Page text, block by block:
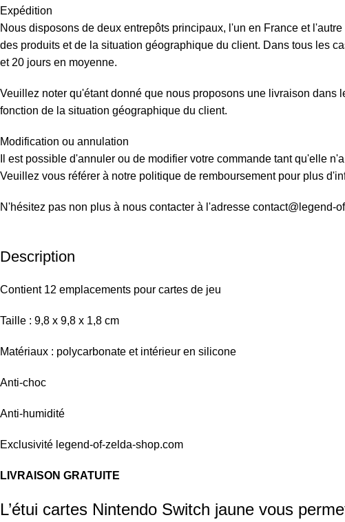
Expédition
Nous disposons de deux entrepôts principaux, l'un en France et
des produits et de la situation géographique du client. Dans tous les
et 20 jours en moyenne.
Veuillez noter qu'étant donné que nous proposons une livraison
fonction de la situation géographique du client.
Modification ou annulation
Il est possible d'annuler ou de modifier votre commande tant qu'elle
Veuillez vous référer à notre politique de remboursement pour plus
N'hésitez pas non plus à nous contacter à l'adresse
Description
Contient 12 emplacements pour cartes de jeu
Taille : 9,8 x 9,8 x 1,8 cm
Matériaux : polycarbonate et intérieur en silicone
Anti-choc
Anti-humidité
Exclusivité legend-of-zelda-shop.com
LIVRAISON GRATUITE
L’étui cartes Nintendo Switch jaune vous